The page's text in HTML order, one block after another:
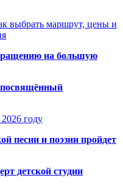
выбрать маршрут, цены и
на большую
году
песни и поэзии пройдет
детской студии